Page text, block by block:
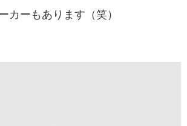
カーもあります（笑）